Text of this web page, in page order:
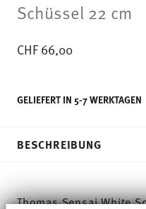
Schüssel 22 cm
CHF 66,00
GELIEFERT IN 5-7 WERKTAGEN
BESCHREIBUNG
Thomas Sensai White